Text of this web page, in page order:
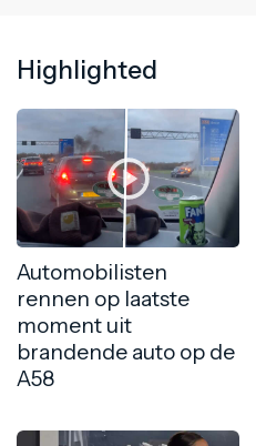
Highlighted
Automobilisten
rennen op laatste
moment uit
brandende auto op de
A58